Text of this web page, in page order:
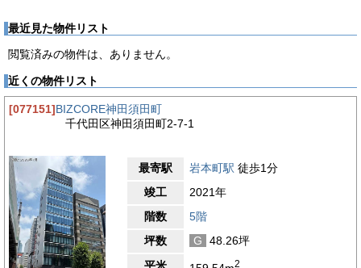
最近見た物件リスト
閲覧済みの物件は、ありません。
近くの物件リスト
[077151]BIZCORE神田須田町
千代田区神田須田町2-7-1
最寄駅 岩本町駅 徒歩1分
竣工
2021年
階数
5階
坪数
G
48.26坪
2